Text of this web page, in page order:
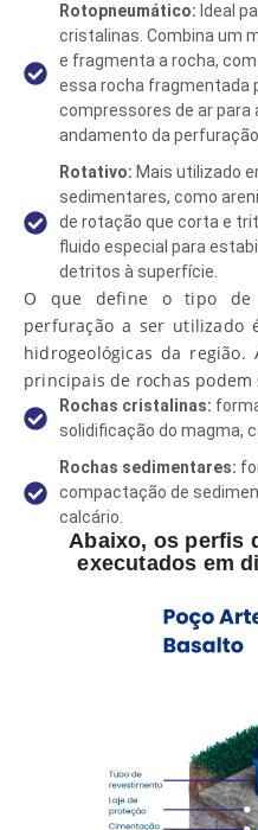
Rotopneumático: Ideal
cristalinas. Combina um
e fragmenta a rocha,
essa rocha fragmentada
compressores de ar para
andamento da
Rotativo: Mais utilizado
sedimentares, como
de rotação que corta e
fluido especial para
detritos à superfície.
O que define o tipo de
perfuração a ser utilizado
hidrogeológicas da
principais de rochas podem
Rochas cristalinas:
solidificação do magma,
Rochas sedimentares:
compactação de
calcário.
Abaixo, os perfis
executados em